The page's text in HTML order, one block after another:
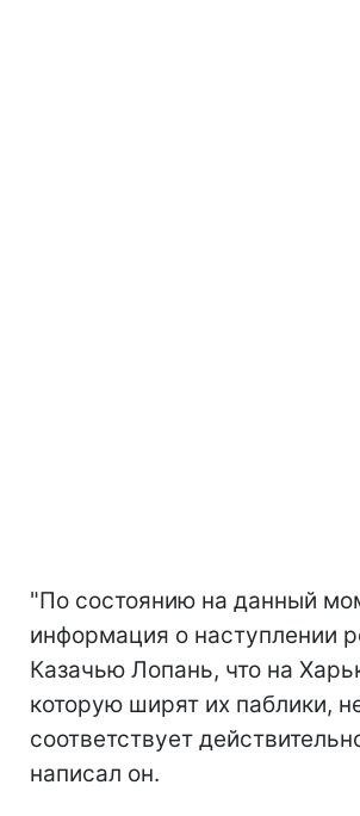
"По состоянию на данный
информация о наступлении
Казачью Лопань, что на
которую ширят их паблики,
соответствует
написал он.